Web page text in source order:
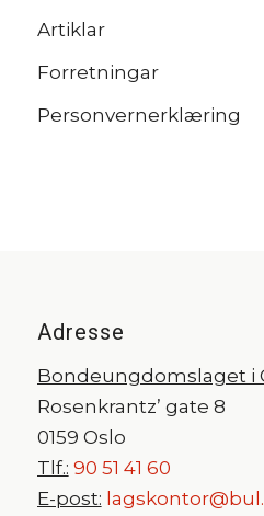
Artiklar
Forretningar
Personvernerklæring
Adresse
Bondeungdomslaget i
Rosenkrantz’ gate 8
0159 Oslo
Tlf.: 90 51 41 60
E-post: